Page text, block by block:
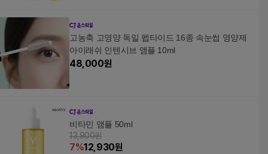
고농축 고영양 독일 펩타이드 16종 속눈썹 영양제
아이래쉬 인텐시브 앰플 10ml
48,000원
비타민 앰플 50ml
13,900원
7%12,930원